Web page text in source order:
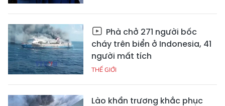
Phà chở 271 người bốc
cháy trên biển ở Indonesia, 41
người mất tích
THẾ GIỚI
Lào khẩn trương khắc phục